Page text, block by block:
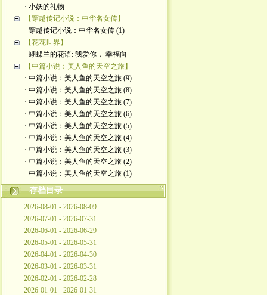
· 小妖的礼物
【穿越传记小说：中华名女传】
· 穿越传记小说：中华名女传 (1)
【花花世界】
· 蝴蝶兰的花语: 我爱你， 幸福向
【中篇小说：美人鱼的天空之旅】
· 中篇小说：美人鱼的天空之旅 (9)
· 中篇小说：美人鱼的天空之旅 (8)
· 中篇小说：美人鱼的天空之旅 (7)
· 中篇小说：美人鱼的天空之旅 (6)
· 中篇小说：美人鱼的天空之旅 (5)
· 中篇小说：美人鱼的天空之旅 (4)
· 中篇小说：美人鱼的天空之旅 (3)
· 中篇小说：美人鱼的天空之旅 (2)
· 中篇小说：美人鱼的天空之旅 (1)
存档目录
2026-08-01 - 2026-08-09
2026-07-01 - 2026-07-31
2026-06-01 - 2026-06-29
2026-05-01 - 2026-05-31
2026-04-01 - 2026-04-30
2026-03-01 - 2026-03-31
2026-02-01 - 2026-02-28
2026-01-01 - 2026-01-31